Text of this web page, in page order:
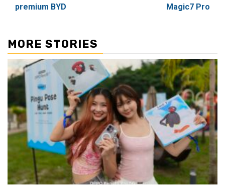
premium BYD
Magic7 Pro
MORE STORIES